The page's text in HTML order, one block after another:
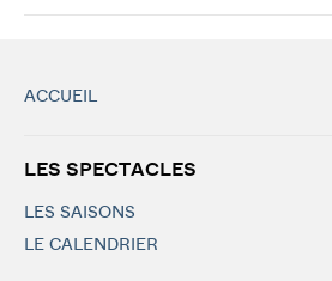
ACCUEIL
LES SPECTACLES
LES SAISONS
LE CALENDRIER